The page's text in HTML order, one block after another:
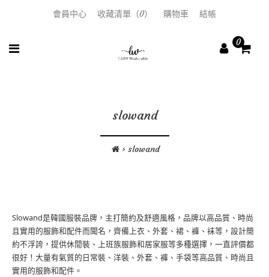
會員中心 收藏清單（0） 購物車 結帳
0
slowand
slowand
Slowand是韓國服裝品牌，主打簡約及舒適風格，品牌以高品質、時尚
且實用的服飾和配件而聞名，齊備上衣、外套、裙、褲、袜等，設計簡
約不浮誇，提供休閒裝、上班族服飾和居家服等多種選擇 ，一直評價都
很好！大量有氣質的日常裝、洋裝、外套、褲、手袋等高品質、時尚且
實用的服飾和配件。